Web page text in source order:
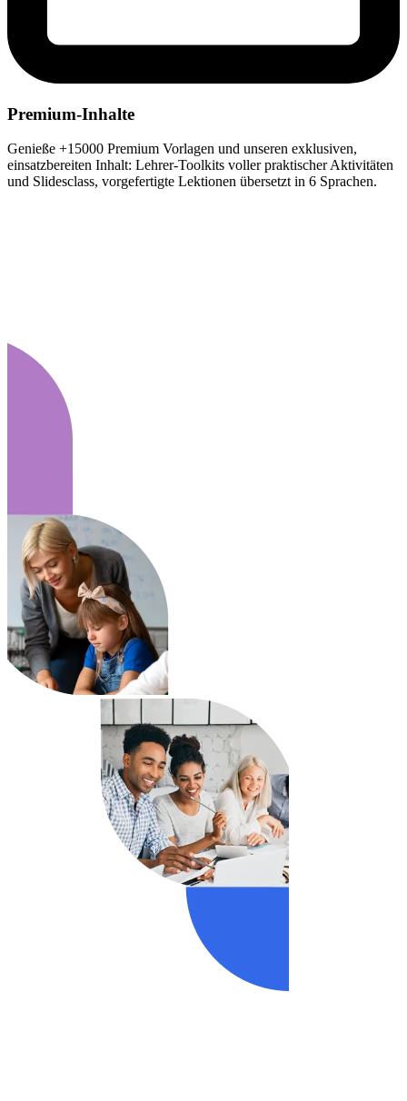
Premium-Inhalte
Genieße +15000 Premium Vorlagen und unseren exklusiven,
einsatzbereiten Inhalt: Lehrer-Toolkits voller praktischer Aktivitäten
und Slidesclass, vorgefertigte Lektionen übersetzt in 6 Sprachen.